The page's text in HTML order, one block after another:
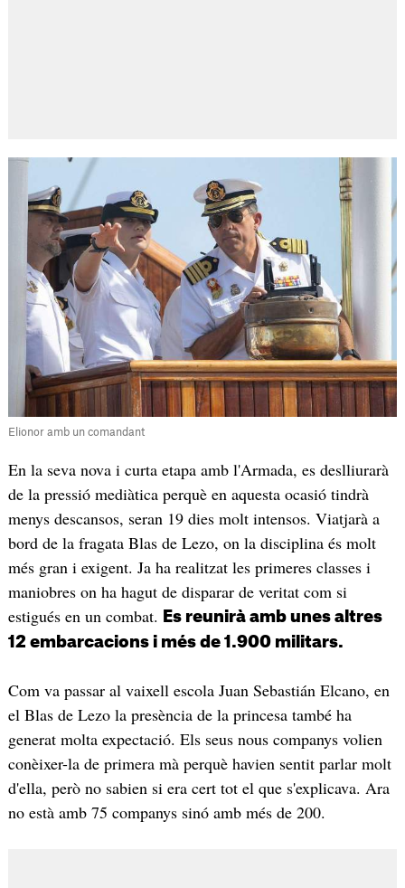
Elionor amb un comandant
En la seva nova i curta etapa amb l'Armada, es deslliurarà
de la pressió mediàtica perquè en aquesta ocasió tindrà
menys descansos, seran 19 dies molt intensos. Viatjarà a
bord de la fragata Blas de Lezo, on la disciplina és molt
més gran i exigent. Ja ha realitzat les primeres classes i
maniobres on ha hagut de disparar de veritat com si
estigués en un combat.
Es reunirà amb unes altres
12 embarcacions i més de 1.900 militars.
Com va passar al vaixell escola Juan Sebastián Elcano, en
el Blas de Lezo la presència de la princesa també ha
generat molta expectació. Els seus nous companys volien
conèixer-la de primera mà perquè havien sentit parlar molt
d'ella, però no sabien si era cert tot el que s'explicava. Ara
no està amb 75 companys sinó amb més de 200.